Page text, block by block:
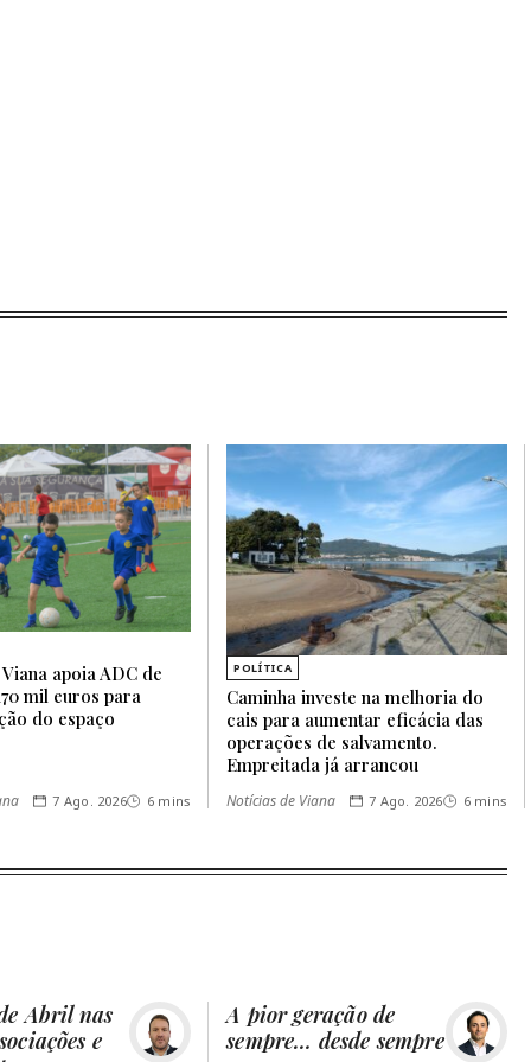
apoia ADC de
mil euros para
do espaço
7 Ago. 2026 6 mins
POLÍTICA
Caminha investe na melhoria do
cais para aumentar eficácia das
operações de salvamento.
Empreitada já arrancou
Notícias de Viana 7 Ago. 2026 6 mins
Abril nas
e
A pior geração de
sempre… desde sempre